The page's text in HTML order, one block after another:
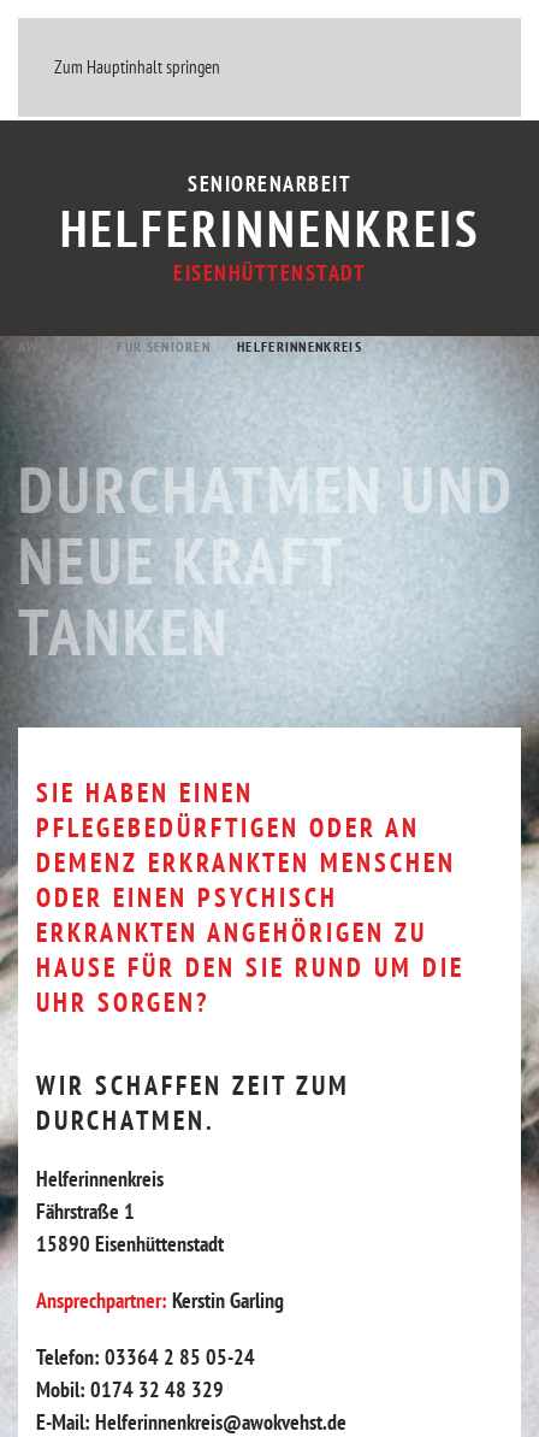
Zum Hauptinhalt springen
MENÜ
SENIORENARBEIT
HELFERINNENKREIS
EISENHÜTTENSTADT
AWO HOME FÜR SENIOREN HELFERINNENKREIS
DURCHATMEN UND
NEUE KRAFT
TANKEN
SIE HABEN EINEN
PFLEGEBEDÜRFTIGEN ODER AN
DEMENZ ERKRANKTEN MENSCHEN
ODER EINEN PSYCHISCH
ERKRANKTEN ANGEHÖRIGEN ZU
HAUSE FÜR DEN SIE RUND UM DIE
UHR SORGEN?
WIR SCHAFFEN ZEIT ZUM
DURCHATMEN.
Helferinnenkreis
Fährstraße 1
15890 Eisenhüttenstadt
Ansprechpartner: Kerstin Garling
Telefon: 03364 2 85 05-24
Mobil: 0174 32 48 329
E-Mail: Helferinnenkreis@awokvehst.de